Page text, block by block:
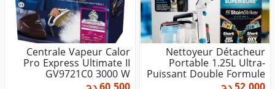
Nettoyeur Détacheur
Portable 1.25L Ultra-
Puissant Double Formule
Stain...
Centrale Vapeur Calor
Pro Express Ultimate II
GV9721C0 3000 W